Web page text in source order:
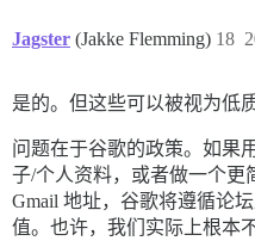
Jagster (Jakke Flemming) 18
是的。但这些可以被视为低
问题在于谷歌的政策。如果
子/个人资料，或者做一个更
Gmail 地址，谷歌将遵循论
值。也许，我们实际上根本